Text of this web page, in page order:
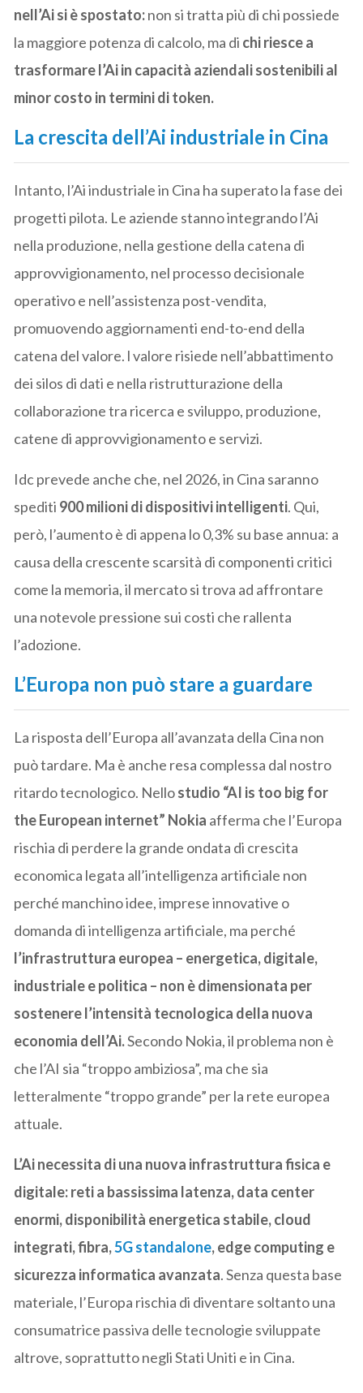
nell’Ai si è spostato:non si tratta più di chi possiede
la maggiore potenza di calcolo, ma di chi riesce a
trasformare l’Ai in capacità aziendali sostenibili al
minor costo in termini di token.
La crescita dell’Ai industriale in Cina
Intanto, l’Ai industriale in Cina ha superato la fase dei
progetti pilota. Le aziende stanno integrando l’Ai
nella produzione, nella gestione della catena di
approvvigionamento, nel processo decisionale
operativo e nell’assistenza post-vendita,
promuovendo aggiornamenti end-to-end della
catena del valore. l valore risiede nell’abbattimento
dei silos di dati e nella ristrutturazione della
collaborazione tra ricerca e sviluppo, produzione,
catene di approvvigionamento e servizi.
Idc prevede anche che, nel 2026, in Cina saranno
spediti 900 milioni di dispositivi intelligenti. Qui,
però, l’aumento è di appena lo 0,3% su base annua: a
causa della crescente scarsità di componenti critici
come la memoria, il mercato si trova ad affrontare
una notevole pressione sui costi che rallenta
l’adozione.
L’Europa non può stare a guardare
La risposta dell’Europa all’avanzata della Cina non
può tardare. Ma è anche resa complessa dal nostro
ritardo tecnologico. Nellostudio “AI is too big for
the European internet” Nokia afferma che l’Europa
rischia di perdere la grande ondata di crescita
economica legata all’intelligenza artificiale non
perché manchino idee, imprese innovative o
domanda di intelligenza artificiale, ma perché
l’infrastruttura europea – energetica, digitale,
industriale e politica – non è dimensionata per
sostenere l’intensità tecnologica della nuova
economia dell’Ai.Secondo Nokia, il problema non è
che l’AI sia “troppo ambiziosa”, ma che sia
letteralmente “troppo grande” per la rete europea
attuale.
L’Ai necessita di una nuova infrastruttura fisica e
digitale:reti a bassissima latenza, data center
enormi, disponibilità energetica stabile, cloud
integrati, fibra,5G standalone, edge computing e
sicurezza informatica avanzata. Senza questa base
materiale, l’Europa rischia di diventare soltanto una
consumatrice passiva delle tecnologie sviluppate
altrove, soprattutto negli Stati Uniti e in Cina.